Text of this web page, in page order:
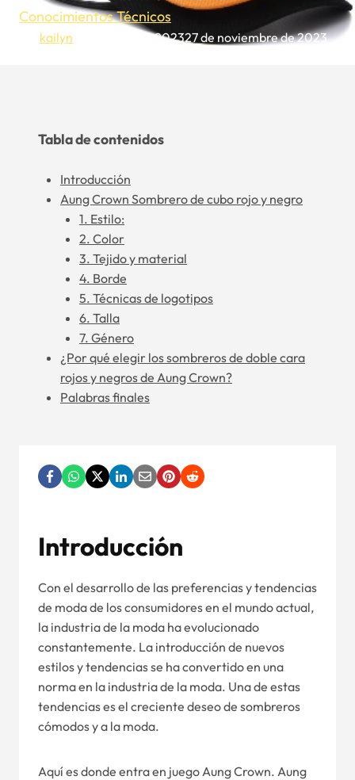
Conocimientos Técnicos
kailyn 28 de junio de 202327 de noviembre de 2023
Tabla de contenidos
Introducción
Aung Crown Sombrero de cubo rojo y negro
1. Estilo:
2. Color
3. Tejido y material
4. Borde
5. Técnicas de logotipos
6. Talla
7. Género
¿Por qué elegir los sombreros de doble cara
rojos y negros de Aung Crown?
Palabras finales
Introducción
Con el desarrollo de las preferencias y tendencias
de moda de los consumidores en el mundo actual,
la industria de la moda ha evolucionado
constantemente. La introducción de nuevos
estilos y tendencias se ha convertido en una
norma en la industria de la moda. Una de estas
tendencias es el creciente deseo de sombreros
cómodos y a la moda.
Aquí es donde entra en juego Aung Crown. Aung